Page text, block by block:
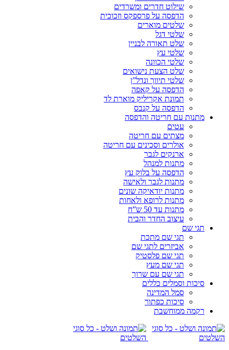
שילוט חדרים ומשרדים
הדפסה על פרספקס וזכוכית
שלטים מוארים
שלטי דגל
שלט תאורה לבניין
שלטי עץ
שלטי הכוונה
שלט הצעת נישואים
שלטי תיווך ונדל”ן
הדפסה על קאפה
תמונת אקריליק מוארת לד
הדפסה על קנבס
מתנות עם חריטה והדפסה
עטים
מצתים עם חריטה
אולרים וסכינים עם חריטה
ארנקים לגבר
מתנות למנהל
הדפסה על בלוק עץ
מתנות לגבר ולאישה
מתנות יודאיקה שונים
מתנות לרופא ולאחות
מתנות עד 50 ש”ח
עיצוב החדר והבית
תגי שם
תגי שם מתכת
אביזרים לתגי שם
תגי שם פלסטיק
תגי שם מעץ
תגי שם עם שרוך
סיכות וסמלים כללים
סמל המדינה
סיכות כפתור
רקמה ממוחשבת